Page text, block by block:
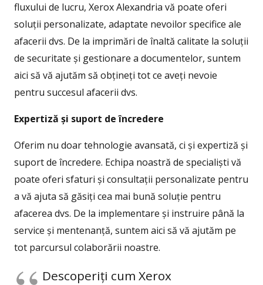
fluxului de lucru, Xerox Alexandria vă poate oferi
soluții personalizate, adaptate nevoilor specifice ale
afacerii dvs. De la imprimări de înaltă calitate la soluții
de securitate și gestionare a documentelor, suntem
aici să vă ajutăm să obțineți tot ce aveți nevoie
pentru succesul afacerii dvs.
Expertiză și suport de încredere
Oferim nu doar tehnologie avansată, ci și expertiză și
suport de încredere. Echipa noastră de specialiști vă
poate oferi sfaturi și consultații personalizate pentru
a vă ajuta să găsiți cea mai bună soluție pentru
afacerea dvs. De la implementare și instruire până la
service și mentenanță, suntem aici să vă ajutăm pe
tot parcursul colaborării noastre.
Descoperiți cum Xerox